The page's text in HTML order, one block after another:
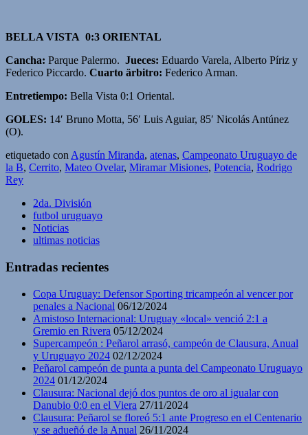
BELLA VISTA 0:3 ORIENTAL
Cancha: Parque Palermo. Jueces: Eduardo Varela, Alberto Píriz y
Federico Piccardo. Cuarto ärbitro: Federico Arman.
Entretiempo: Bella Vista 0:1 Oriental.
GOLES: 14′ Bruno Motta, 56′ Luis Aguiar, 85′ Nicolás Antúnez
(O).
etiquetado conAgustín Miranda, atenas, Campeonato Uruguayo de
la B, Cerrito, Mateo Ovelar, Miramar Misiones, Potencia, Rodrigo
Rey
2da. División
futbol uruguayo
Noticias
ultimas noticias
Entradas recientes
Copa Uruguay: Defensor Sporting tricampeón al vencer por
penales a Nacional 06/12/2024
Amistoso Internacional: Uruguay «local» venció 2:1 a
Gremio en Rivera 05/12/2024
Supercampeón : Peñarol arrasó, campeón de Clausura, Anual
y Uruguayo 2024 02/12/2024
Peñarol campeón de punta a punta del Campeonato Uruguayo
2024 01/12/2024
Clausura: Nacional dejó dos puntos de oro al igualar con
Danubio 0:0 en el Viera 27/11/2024
Clausura: Peñarol se floreó 5:1 ante Progreso en el Centenario
y se adueñó de la Anual 26/11/2024